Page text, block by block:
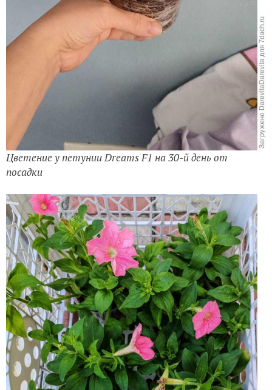
Цветение у петунии Dreams F1 на 30-й день от
посадки